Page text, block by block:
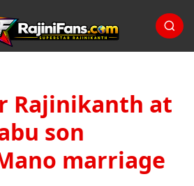
Rajinikanth at
son
marriage